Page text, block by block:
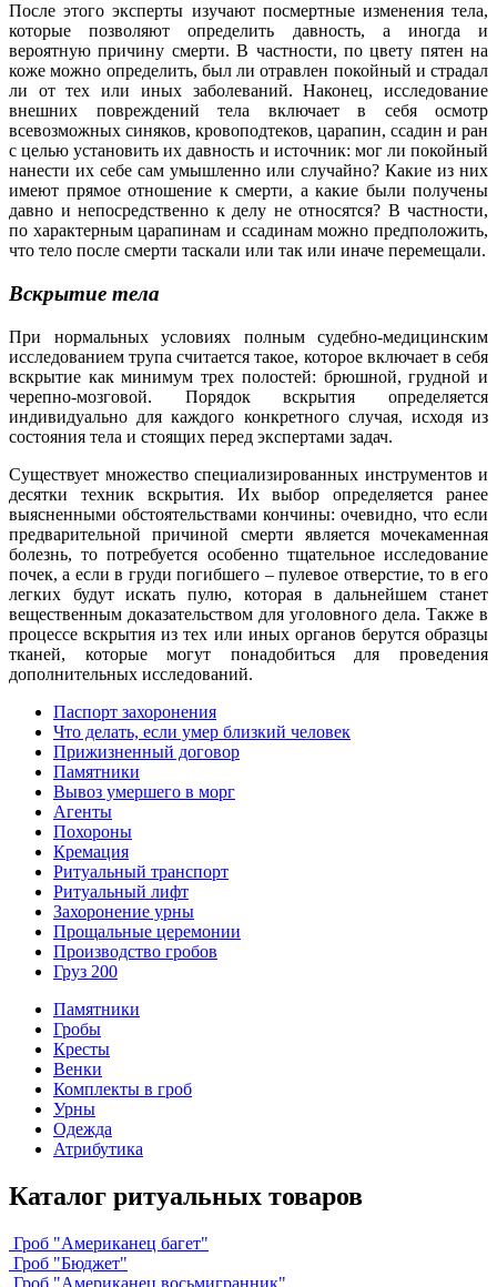
После этого эксперты изучают посмертные изменения тела,
которые позволяют определить давность, а иногда и
вероятную причину смерти. В частности, по цвету пятен на
коже можно определить, был ли отравлен покойный и страдал
ли от тех или иных заболеваний. Наконец, исследование
внешних повреждений тела включает в себя осмотр
всевозможных синяков, кровоподтеков, царапин, ссадин и ран
с целью установить их давность и источник: мог ли покойный
нанести их себе сам умышленно или случайно? Какие из них
имеют прямое отношение к смерти, а какие были получены
давно и непосредственно к делу не относятся? В частности,
по характерным царапинам и ссадинам можно предположить,
что тело после смерти таскали или так или иначе перемещали.
Вскрытие тела
При нормальных условиях полным судебно-медицинским
исследованием трупа считается такое, которое включает в себя
вскрытие как минимум трех полостей: брюшной, грудной и
черепно-мозговой. Порядок вскрытия определяется
индивидуально для каждого конкретного случая, исходя из
состояния тела и стоящих перед экспертами задач.
Существует множество специализированных инструментов и
десятки техник вскрытия. Их выбор определяется ранее
выясненными обстоятельствами кончины: очевидно, что если
предварительной причиной смерти является мочекаменная
болезнь, то потребуется особенно тщательное исследование
почек, а если в груди погибшего – пулевое отверстие, то в его
легких будут искать пулю, которая в дальнейшем станет
вещественным доказательством для уголовного дела. Также в
процессе вскрытия из тех или иных органов берутся образцы
тканей, которые могут понадобиться для проведения
дополнительных исследований.
Паспорт захоронения
Что делать, если умер близкий человек
Прижизненный договор
Памятники
Вывоз умершего в морг
Агенты
Похороны
Кремация
Ритуальный транспорт
Ритуальный лифт
Захоронение урны
Прощальные церемонии
Производство гробов
Груз 200
Памятники
Гробы
Кресты
Венки
Комплекты в гроб
Урны
Одежда
Атрибутика
Каталог ритуальных товаров
Гроб "Американец багет"
Гроб "Бюджет"
Гроб "Американец восьмигранник"